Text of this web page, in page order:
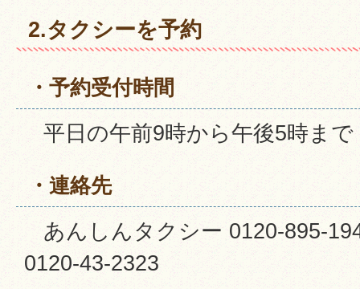
2.タクシーを予約
・予約受付時間
平日の午前9時から午後5時まで
・連絡先
あんしんタクシー 0120-895-
0120-43-2323